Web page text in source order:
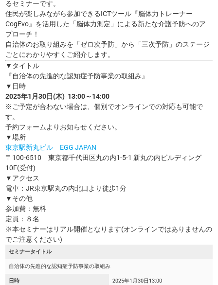
るセミナーです。
住民が楽しみながら参加できるICTツール『脳体力トレーナー
CogEvo』を活用した「脳体力測定」による新たな介護予防へのア
プローチ！
自治体のお取り組みを「ゼロ次予防」から「三次予防」のステージ
ごとにわかりやすくご紹介します。
▼タイトル
『自治体の先進的な認知症予防事業の取組み』
▼日時
2025年1月30日(木) 13:00～14:00
※ご予定が合わない場合は、個別でオンラインでの対応も可能で
す。
予約フォームよりお知らせください。
▼場所
東京駅新丸ビル EGG JAPAN
〒100-6510 東京都千代田区丸の内1-5-1 新丸の内ビルディング
10F(受付)
▼アクセス
電車：JR東京駅丸の内北口より徒歩1分
▼その他
参加費：無料
定員：８名
※本セミナーはリアル開催となります(オンラインではありませんの
でご注意ください)
セミナータイトル
自治体の先進的な認知症予防事業の取組み
日時 2025年1月30日 13:00